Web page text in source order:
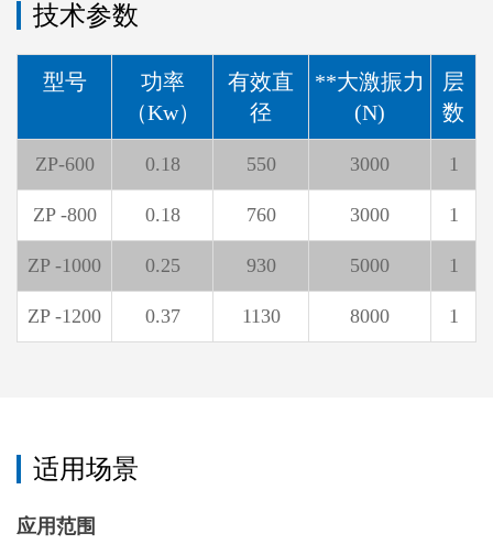
技术参数
型号
功率
（Kw）
有效直
径
**大激振力
(N)
层
数
ZP-600 0.18 550 3000 1
ZP -800 0.18 760 3000 1
ZP -1000 0.25 930 5000 1
ZP -1200 0.37 1130 8000 1
适用场景
应用范围